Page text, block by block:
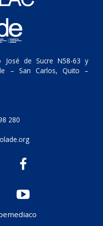
José de Sucre N58-63 y
– San Carlos, Quito –
280